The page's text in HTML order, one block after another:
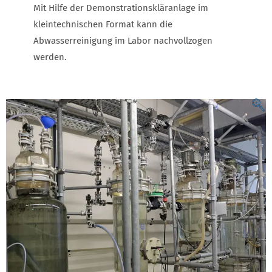
Mit Hilfe der Demonstrationskläranlage im
kleintechnischen Format kann die
Abwasserreinigung im Labor nachvollzogen
werden.